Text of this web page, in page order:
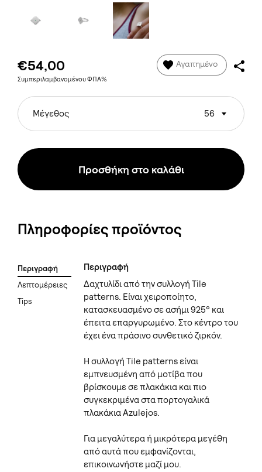
€54,00
Συμπεριλαμβανομένου ΦΠΑ%
Αγαπημένο
Μέγεθος 56
Προσθήκη στο καλάθι
Πληροφορίες προϊόντος
Περιγραφή
Λεπτομέρειες
Tips
Περιγραφή
Δαχτυλίδι από την συλλογή Tile
patterns. Είναι χειροποίητο,
κατασκευασμένο σε ασήμι 925° και
έπειτα επαργυρωμένο. Στο κέντρο του
έχει ένα πράσινο συνθετικό ζιρκόν.
Η συλλογή Tile patterns είναι
εμπνευσμένη από μοτίβα που
βρίσκουμε σε πλακάκια και πιο
συγκεκριμένα στα πορτογαλικά
πλακάκια Azulejos.
Για μεγαλύτερα ή μικρότερα μεγέθη
από αυτά που εμφανίζονται,
επικοινωνήστε μαζί μου.